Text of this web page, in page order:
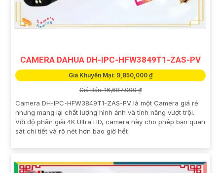
CAMERA DAHUA DH-IPC-HFW3849T1-ZAS-PV
Giá Khuyến Mại: 9,850,000 ₫
Giá Bán: 16,687,000 ₫
Camera DH-IPC-HFW3849T1-ZAS-PV là một Camera giá rẻ
nhưng mang lại chất lượng hình ảnh và tính năng vượt trội.
Với độ phân giải 4K Ultra HD, camera này cho phép bạn quan
sát chi tiết và rõ nét hơn bao giờ hết